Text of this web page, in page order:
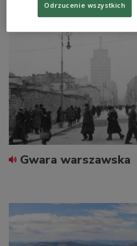
Gwara warszawska
Odrzucenie wszystkich